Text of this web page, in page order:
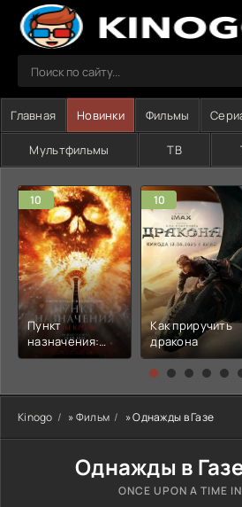
Главная Новинки Фильмы
Мультфильмы ТВ
10
Пункт
назначения:
Узы крови
10
Как приручить
дракона
Kinogo »Фильм » Однажды в Газе
Однажды в
ONCE UPON A TIME